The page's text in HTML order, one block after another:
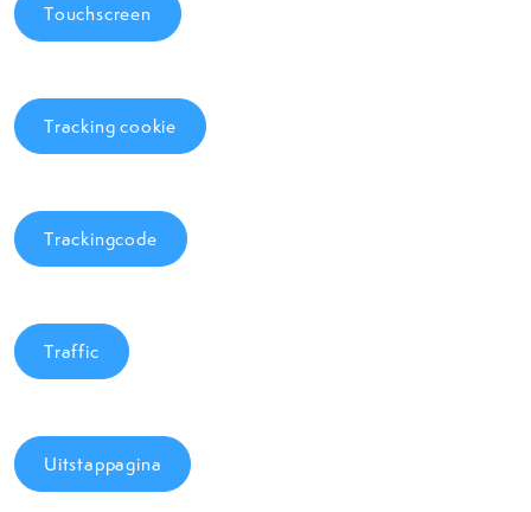
Touchscreen
Tracking cookie
Trackingcode
Traffic
Uitstappagina